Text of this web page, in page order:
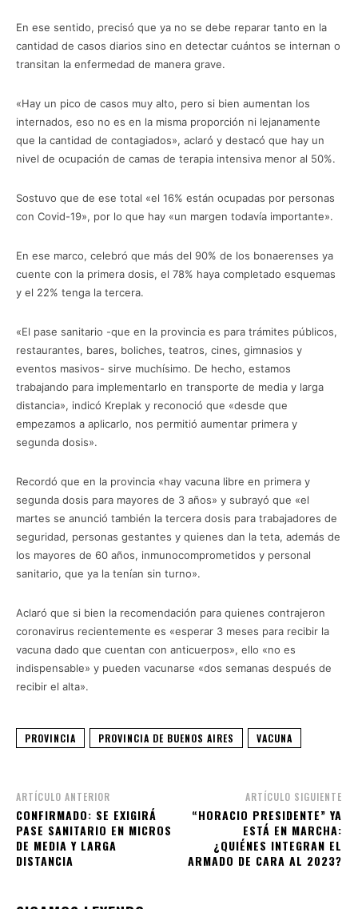
En ese sentido, precisó que ya no se debe reparar tanto en la
cantidad de casos diarios sino en detectar cuántos se internan o
transitan la enfermedad de manera grave.
«Hay un pico de casos muy alto, pero si bien aumentan los
internados, eso no es en la misma proporción ni lejanamente
que la cantidad de contagiados», aclaró y destacó que hay un
nivel de ocupación de camas de terapia intensiva menor al 50%.
Sostuvo que de ese total «el 16% están ocupadas por personas
con Covid-19», por lo que hay «un margen todavía importante».
En ese marco, celebró que más del 90% de los bonaerenses ya
cuente con la primera dosis, el 78% haya completado esquemas
y el 22% tenga la tercera.
«El pase sanitario -que en la provincia es para trámites públicos,
restaurantes, bares, boliches, teatros, cines, gimnasios y
eventos masivos- sirve muchísimo. De hecho, estamos
trabajando para implementarlo en transporte de media y larga
distancia», indicó Kreplak y reconoció que «desde que
empezamos a aplicarlo, nos permitió aumentar primera y
segunda dosis».
Recordó que en la provincia «hay vacuna libre en primera y
segunda dosis para mayores de 3 años» y subrayó que «el
martes se anunció también la tercera dosis para trabajadores de
seguridad, personas gestantes y quienes dan la teta, además de
los mayores de 60 años, inmunocomprometidos y personal
sanitario, que ya la tenían sin turno».
Aclaró que si bien la recomendación para quienes contrajeron
coronavirus recientemente es «esperar 3 meses para recibir la
vacuna dado que cuentan con anticuerpos», ello «no es
indispensable» y pueden vacunarse «dos semanas después de
recibir el alta».
PROVINCIA PROVINCIA DE BUENOS AIRES VACUNA
ARTÍCULO ANTERIOR
CONFIRMADO: SE EXIGIRÁ
PASE SANITARIO EN MICROS
DE MEDIA Y LARGA
DISTANCIA
ARTÍCULO SIGUIENTE
“HORACIO PRESIDENTE” YA
ESTÁ EN MARCHA:
¿QUIÉNES INTEGRAN EL
ARMADO DE CARA AL 2023?